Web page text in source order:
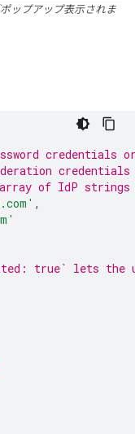
ップアップ表示されま
credentials
of IdP strings
,
true` lets the